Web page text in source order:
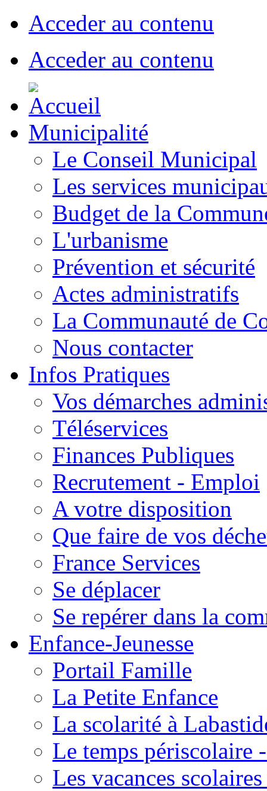
Acceder au contenu
Acceder au contenu
Municipalité
Le Conseil Municipal
Les services
Budget de la
L'urbanisme
Prévention et sécurité
Actes administratifs
La Communauté de
Nous contacter
Infos Pratiques
Vos démarches
Téléservices
Finances Publiques
Recrutement - Emploi
A votre disposition
Que faire de vos
France Services
Se déplacer
Se repérer dans la
Enfance-Jeunesse
Portail Famille
La Petite Enfance
La scolarité à
Le temps périscolaire
Les vacances